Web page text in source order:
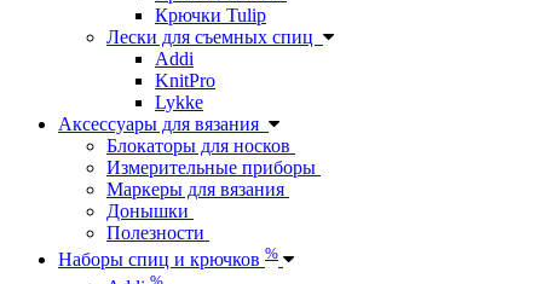
Крючки Tulip
Лески для съемных спиц
Addi
KnitPro
Lykke
Аксессуары для вязания
Блокаторы для носков
Измерительные приборы
Маркеры для вязания
Донышки
Полезности
Наборы спиц и крючков %
%